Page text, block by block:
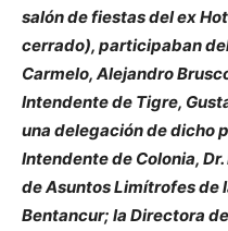
salón de fiestas del ex
cerrado), participaban
Carmelo, Alejandro
Intendente de Tigre,
una delegación de dicho
Intendente de Colonia,
de Asuntos Limítrofes de
Bentancur; la Directora